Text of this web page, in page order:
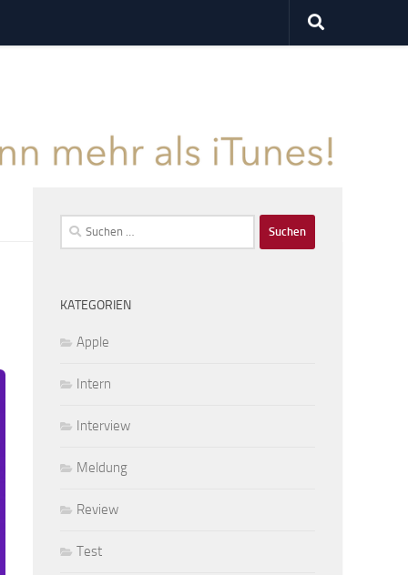
Suchen
nach:
KATEGORIEN
Apple
Intern
Interview
Meldung
Review
Test